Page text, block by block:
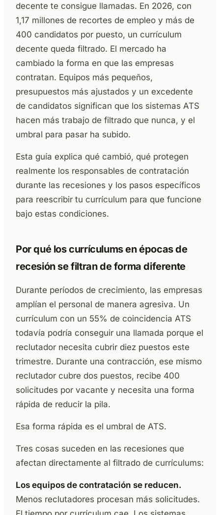
decente te consigue llamadas. En 2026, con
1,17 millones de recortes de empleo y más de
400 candidatos por puesto, un currículum
decente queda filtrado. El mercado ha
cambiado la forma en que las empresas
contratan. Equipos más pequeños,
presupuestos más ajustados y un excedente
de candidatos significan que los sistemas ATS
hacen más trabajo de filtrado que nunca, y el
umbral para pasar ha subido.
Esta guía explica qué cambió, qué protegen
realmente los responsables de contratación
durante las recesiones y los pasos específicos
para reescribir tu currículum para que funcione
bajo estas condiciones.
Por qué los currículums en épocas de
recesión se filtran de forma diferente
Durante períodos de crecimiento, las empresas
amplían el personal de manera agresiva. Un
currículum con un 55% de coincidencia ATS
todavía podría conseguir una llamada porque el
reclutador necesita cubrir diez puestos este
trimestre. Durante una contracción, ese mismo
reclutador cubre dos puestos, recibe 400
solicitudes por vacante y necesita una forma
rápida de reducir la pila.
Esa forma rápida es el umbral de ATS.
Tres cosas suceden en las recesiones que
afectan directamente al filtrado de currículums:
Los equipos de contratación se reducen.
Menos reclutadores procesan más solicitudes.